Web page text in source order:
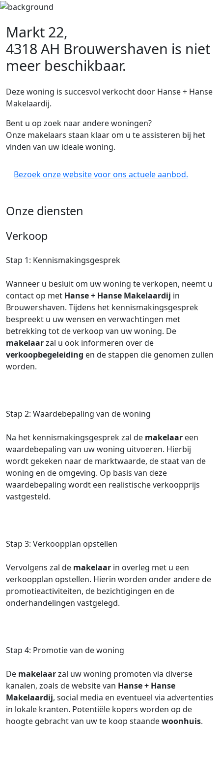
Markt 22,
4318 AH Brouwershaven is niet
meer beschikbaar.
Deze woning is succesvol verkocht door Hanse + Hanse
Makelaardij.
Bent u op zoek naar andere woningen?
Onze makelaars staan klaar om u te assisteren bij het
vinden van uw ideale woning.
Bezoek onze website voor ons actuele aanbod.
Onze diensten
Verkoop
Stap 1: Kennismakingsgesprek
Wanneer u besluit om uw woning te verkopen, neemt u
contact op met Hanse + Hanse Makelaardij in
Brouwershaven. Tijdens het kennismakingsgesprek
bespreekt u uw wensen en verwachtingen met
betrekking tot de verkoop van uw woning. De
makelaarzal u ook informeren over de
verkoopbegeleiding en de stappen die genomen zullen
worden.
Stap 2: Waardebepaling van de woning
Na het kennismakingsgesprek zal de makelaar een
waardebepaling van uw woning uitvoeren. Hierbij
wordt gekeken naar de marktwaarde, de staat van de
woning en de omgeving. Op basis van deze
waardebepaling wordt een realistische verkoopprijs
vastgesteld.
Stap 3: Verkoopplan opstellen
Vervolgens zal de makelaar in overleg met u een
verkoopplan opstellen. Hierin worden onder andere de
promotieactiviteiten, de bezichtigingen en de
onderhandelingen vastgelegd.
Stap 4: Promotie van de woning
De makelaarzal uw woning promoten via diverse
kanalen, zoals de website van Hanse + Hanse
Makelaardij, social media en eventueel via advertenties
in lokale kranten. Potentiële kopers worden op de
hoogte gebracht van uw te koop staandewoonhuis.